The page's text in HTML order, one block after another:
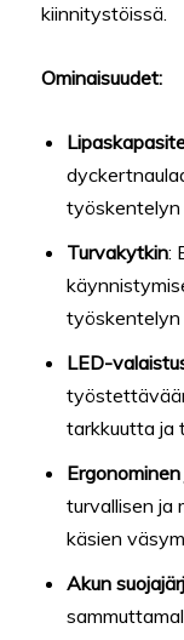
kiinnitystöissä.
Ominaisuudet:
työskentelyn
Turvakytkin:
työskentelyn
LED-
tarkkuutta ja
turvallisen ja
käsien
Akun